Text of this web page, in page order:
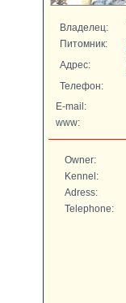
Владелец:
Питомник:
Адрес:
Телефон:
E-mail:
www:
Owner:
Kennel:
Adress:
Telephone: